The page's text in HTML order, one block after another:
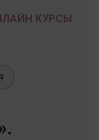
КУРСЫ